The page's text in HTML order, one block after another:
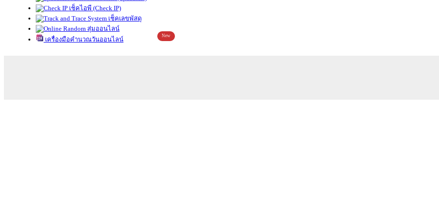
เช็คไอพี (Check IP)
เช็คเลขพัสดุ
สุ่มออนไลน์
เครื่องมือคำนวณวันออนไลน์
New